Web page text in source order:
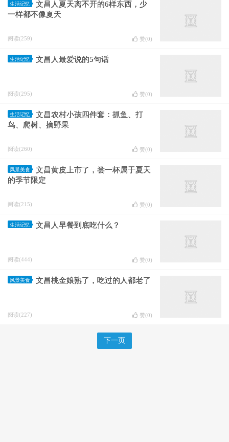
生活记忆
文昌人夏天离不开的6样东西，少
一样都不像夏天
阅读(259) 赞(0)
生活记忆 文昌人最爱说的5句话
阅读(295) 赞(0)
生活记忆
文昌农村小孩四件套：抓鱼、打
鸟、爬树、摘野果
阅读(260) 赞(0)
风景美食
文昌黄皮上市了，尝一杯属于夏天
的季节限定
阅读(215) 赞(0)
生活记忆 文昌人早餐到底吃什么？
阅读(444) 赞(0)
风景美食 文昌桃金娘熟了，吃过的人都老了
阅读(227) 赞(0)
下一页